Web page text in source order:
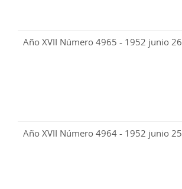
Año XVII Número 4965 - 1952 junio 26
Año XVII Número 4964 - 1952 junio 25